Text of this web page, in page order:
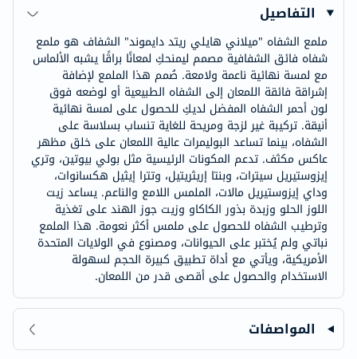
التفاصيل
ملمع الشفاه "ميلاني هايلي ريتد دايموند" الشفاف هو ملمع
شفاه فائق الشفافية مصمم ليمنحكِ لمعانًا براقًا يشبه الألماس
مع لمسة نهائية ناعمة ولامعة. صُمم هذا الملمع لإضافة
إشراقة فائقة اللمعان إلى الشفاه الطبيعية أو لوضعه فوق
لون أحمر الشفاه المفضل لديكِ للحصول على لمسة نهائية
أنيقة. تركيبة غير لزجة ومريحة للغاية تنساب بسلاسة على
الشفاه، بينما تساعد البوليمرات عالية اللمعان على خلق مظهر
عاكس مكثف. تدعم المكونات الرئيسية مثل بولي بيوتين، وتري
إيزوستيريل سيترات، وبنتا إريثريتيل، وتترا إيثيل هكسانوات،
وداي إيزوستيريل مالات، الملمس اللامع والناعم. يساعد زيت
اللوز الحلو وزبدة بذور الكاكاو وزيت جوز الهند على تغذية
وترطيب الشفاه للحصول على ملمس أكثر نعومة. هذا الملمع
نباتي ولم يُختبر على الحيوانات، ومصنوع في الولايات المتحدة
الأمريكية، ويأتي مع أداة تطبيق كبيرة الحجم لسهولة
الاستخدام والحصول على أقصى قدر من اللمعان.
المواصفات